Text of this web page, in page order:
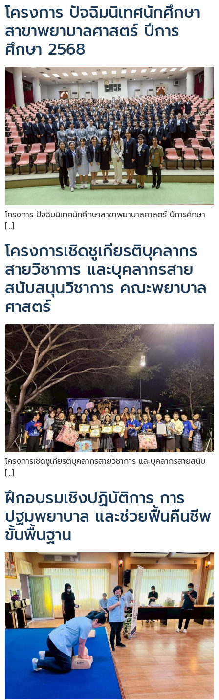
โครงการ ปัจฉิมนิเทศนักศึกษา
สาขาพยาบาลศาสตร์ ปีการ
ศึกษา 2568
โครงการ ปัจฉิมนิเทศนักศึกษาสาขาพยาบาลศาสตร์ ปีการศึกษา
[…]
โครงการเชิดชูเกียรติบุคลากร
สายวิชาการ และบุคลากรสาย
สนับสนุนวิชาการ คณะพยาบาล
ศาสตร์
โครงการเชิดชูเกียรติบุคลากรสายวิชาการ และบุคลากรสายสนับ
[…]
ฝึกอบรมเชิงปฏิบัติการ การ
ปฐมพยาบาล และช่วยฟื้นคืนชีพ
ขั้นพื้นฐาน